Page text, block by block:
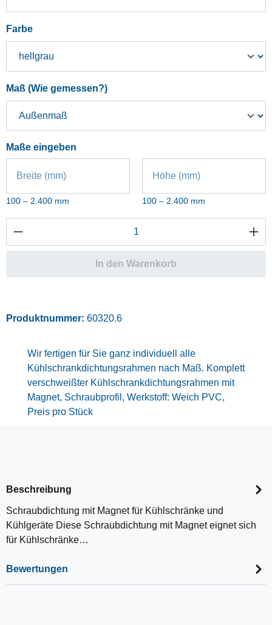
Farbeauswählen
Maß (Wie gemessen?)auswählen
Maße eingeben
Breite (mm)
100 – 2.400 mm
Höhe (mm)
100 – 2.400 mm
Produkt Anzahl: Gib den gewünschten
In den Warenkorb
Produktnummer: 60320.6
Wir fertigen für Sie ganz individuell alle
Kühlschrankdichtungsrahmen nach Maß. Komplett
verschweißter Kühlschrankdichtungsrahmen mit
Magnet, Schraubprofil, Werkstoff: Weich PVC,
Preis pro Stück
Beschreibung
Schraubdichtung mit Magnet für Kühlschränke und
Kühlgeräte Diese Schraubdichtung mit Magnet eignet sich
für Kühlschränke…
Bewertungen